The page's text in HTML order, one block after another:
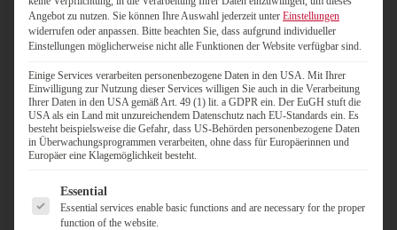
Was erwartet Sie?
Vorstellung einer hybriden Wahl – von der
Vorbereitung bis zur Auszählung
(online/scannergestützt)
Unser Druckdienstleister stellt sich vor.
Kunden berichten aus der Praxis über ihre
Erfahrungen mit Electric Paper
live aus
Ihre Fragen – beantwortet in unserer
Angebot zu nutzen. Sie können Ihre Auswahl jederzeit unter Einstellungen
widerrufen oder anpassen. Bitte beachten Sie, dass aufgrund individueller
Einstellungen möglicherweise nicht alle Funktionen der Website verfügbar sind.
Einige Services verarbeiten personenbezogene Daten in den USA. Mit Ihrer
Einwilligung zur Nutzung dieser Services willigen Sie auch in die Verarbeitung
Ihrer Daten in den USA gemäß Art. 49 (1) lit. a GDPR ein. Der EuGH stuft die
USA als ein Land mit unzureichendem Datenschutz nach EU-Standards ein. Es
besteht beispielsweise die Gefahr, dass US-Behörden personenbezogene Daten
in Überwachungsprogrammen verarbeiten, ohne dass für Europäerinnen und
Europäer eine Klagemöglichkeit besteht.
Es folgt eine Liste der Service-Gruppen, für die eine
Essential
Essential services enable basic functions and are necessary for the proper
function of the website.